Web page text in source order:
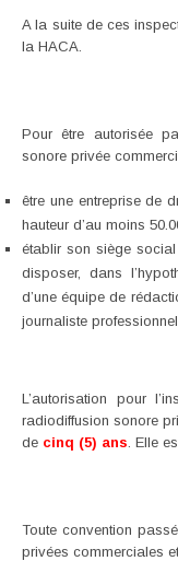
A la suite de ces
la HACA.
Pour être autorisée
sonore privée
être une entreprise de
hauteur d’au moins
établir son siège social
disposer, dans
d’une équipe de
journaliste professionnel.
L’autorisation pour
radiodiffusion sonore
de cinq (5) ans . Elle
Toute convention
privées commerciales